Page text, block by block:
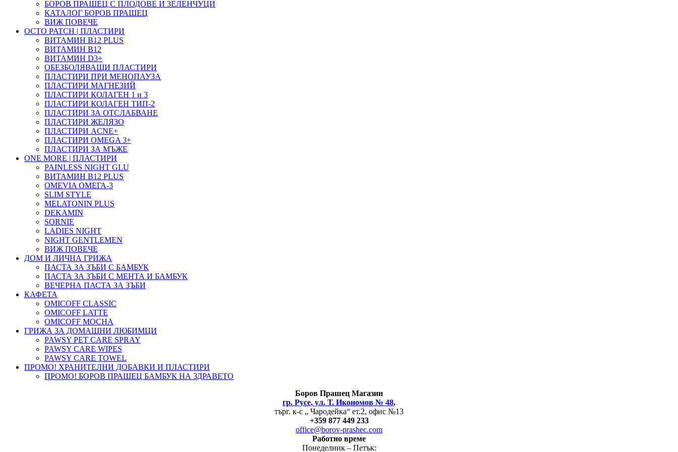
БОРОВ ПРАШЕЦ С ПЛОДОВЕ И ЗЕЛЕНЧУЦИ
КАТАЛОГ БОРОВ ПРАШЕЦ
ВИЖ ПОВЕЧЕ
OCTO PATCH | ПЛАСТИРИ
ВИТАМИН B12 PLUS
ВИТАМИН B12
ВИТАМИН D3+
ОБЕЗБОЛЯВАЩИ ПЛАСТИРИ
ПЛАСТИРИ ПРИ МЕНОПАУЗА
ПЛАСТИРИ МАГНЕЗИЙ
ПЛАСТИРИ КОЛАГЕН 1 и 3
ПЛАСТИРИ КОЛАГЕН ТИП-2
ПЛАСТИРИ ЗА ОТСЛАБВАНЕ
ПЛАСТИРИ ЖЕЛЯЗО
ПЛАСТИРИ ACNE+
ПЛАСТИРИ OMEGA 3+
ПЛАСТИРИ ЗА МЪЖЕ
ONE MORE | ПЛАСТИРИ
PAINLESS NIGHT GLU
ВИТАМИН B12 PLUS
ОMEVIA ОМЕГА-3
SLIM STYLE
MELATONIN PLUS
DEKAMIN
SORNIE
LADIES NIGHT
NIGHT GENTLEMEN
ВИЖ ПОВЕЧЕ
ДОМ И ЛИЧНА ГРИЖА
ПАСТА ЗА ЗЪБИ С БАМБУК
ПАСТА ЗА ЗЪБИ С МЕНТА И БАМБУК
ВЕЧЕРНА ПАСТА ЗА ЗЪБИ
КАФЕТА
OMICOFF CLASSIC
OMICOFF LATTE
OMICOFF MOCHA
ГРИЖА ЗА ДОМАШНИ ЛЮБИМЦИ
PAWSY PET CARE SPRAY
PAWSY CARE WIPES
PAWSY CARE TOWEL
ПРОМО! ХРАНИТЕЛНИ ДОБАВКИ И ПЛАСТИРИ
ПРОМО! БОРОВ ПРАШЕЦ БАМБУК НА ЗДРАВЕТО
Боров Прашец Магазин
гр. Русе, ул. Т. Икономов № 48,
търг. к-с „ Чародейка“ ет.2, офис №13
+359 877 449 233
office@borov-prashec.com
Работно време
Понеделник – Петък: